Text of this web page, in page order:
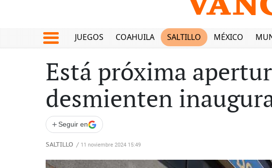
JUEGOS COAHUILA SALTILLO MÉXICO
Está próxima
desmienten
+ Seguir en
SALTILLO / 11 noviembre 2024 15:49